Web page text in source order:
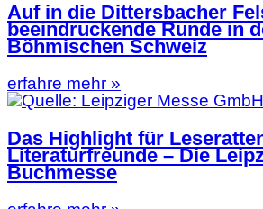
Auf in die Dittersbacher
beeindruckende Runde in
Böhmischen Schweiz
erfahre mehr »
Das Highlight für
Literaturfreunde – Die
Buchmesse